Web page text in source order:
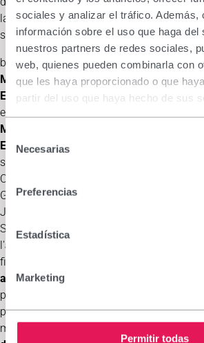
sociales y analizar el tráfico. Además,
información sobre el uso que haga del
nuestros partners de redes sociales,
web, quienes pueden combinarla con
que les haya proporcionado o que
partir del uso que haya hecho de sus
Selección
de
consentimiento
Necesarias
Preferencias
Estadística
Marketing
Permitir todas
la seva intervenció per respondre tant a
social en un entorn altament vulnerable.
b)
Consultori
Mèdic Padre
Eladio:actualment
es diu
Médica Padre
Eladio Mozasi va
ser fundada per la
Congregació de
Germanes
Josefines de la
Santíssima Trinitat
l'any 2001
finalitat és
atenció mèdica de qualitat
davant una
pobresa, desintegració a les famílies,
persones amb VIH, amb un alt grau de
malalties cròniques. L´equip mèdic ofereix